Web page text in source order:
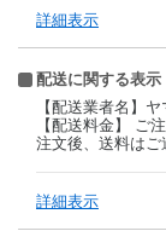
詳細表示
配送に関する表示
【配送業者名】
【配送料金】 ご
注文後、送料はご
詳細表示